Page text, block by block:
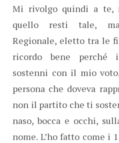
Mi rivolgo quindi a te,
quello resti tale,
Regionale, eletto tra le
ricordo bene perché
sostenni con il mio
persona che doveva
non il partito che ti
naso, bocca e occhi,
nome. L’ho fatto come i